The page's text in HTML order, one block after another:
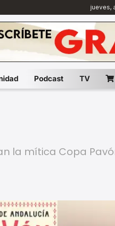
jueves,
Podcast TV
la mítica Copa